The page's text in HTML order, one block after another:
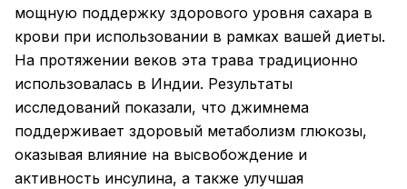
мощную поддержку здорового уровня сахара в
крови при использовании в рамках вашей диеты.
На протяжении веков эта трава традиционно
использовалась в Индии. Результаты
исследований показали, что джимнема
поддерживает здоровый метаболизм глюкозы,
оказывая влияние на высвобождение и
активность инсулина, а также улучшая